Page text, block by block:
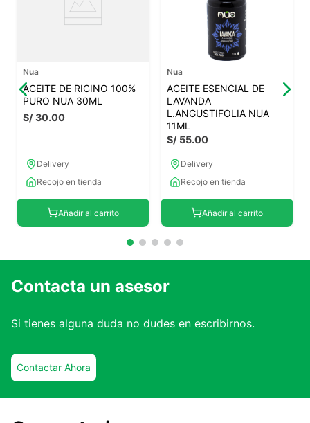
Nua
ACEITE DE RICINO 100%
PURO NUA 30ML
S/30.00
Delivery
Recojo en tienda
Añadir al carrito
Nua
ACEITE ESENCIAL DE
LAVANDA
L.ANGUSTIFOLIA NUA
11ML
S/ 55.00
Delivery
Recojo en tienda
Añadir al carrito
Contacta un asesor
Si tienes alguna duda no dudes en escribirnos.
Contactar Ahora